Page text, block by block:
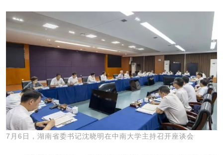
7月6日，湖南省委书记沈晓明在中南大学主持召开座谈会